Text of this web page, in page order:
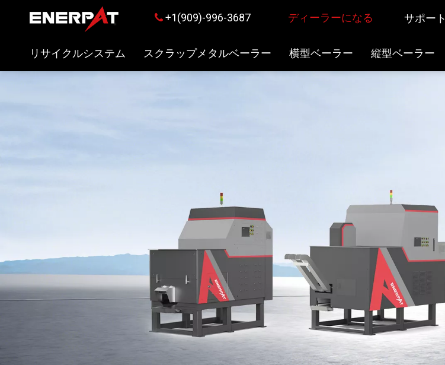
+1(909)-996-3687 ディーラーになる サポート
リサイクルシステム スクラップメタルベーラー 横型ベーラー 縦型ベーラー